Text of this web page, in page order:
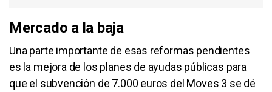
Mercado a la baja
Una parte importante de esas reformas pendientes
es la mejora de los planes de ayudas públicas para
que el subvención de 7.000 euros del Moves 3 se dé